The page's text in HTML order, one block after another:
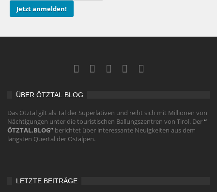
ÜBER ÖTZTAL.BLOG
Das Ötztal gilt als Tal der Superlativen und reiht sich mit Millionen von
Nächtigungen unter die touristischen Ballungszentren von Tirol. Der“
ÖTZTAL.BLOG” berichtet über interessante Neuigkeiten aus dem
längsten Quertal der Ostalpen.
LETZTE BEITRÄGE